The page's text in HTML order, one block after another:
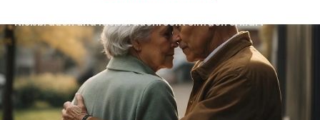
Nießbrauch und Nießbrauchrecht einfach erklärt